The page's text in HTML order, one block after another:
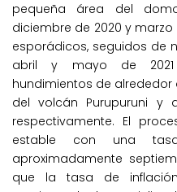
pequeña área del
diciembre de 2020 y marzo
esporádicos, seguidos de
abril y mayo de 2021
hundimientos de
del volcán Purupuruni y
respectivamente. El
estable con una
aproximadamente
que la tasa de